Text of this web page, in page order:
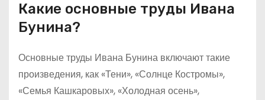
Какие основные труды Ивана
Бунина?
Основные труды Ивана Бунина включают такие
произведения, как «Тени», «Солнце Костромы»,
«Семья Кашкаровых», «Холодная осень»,